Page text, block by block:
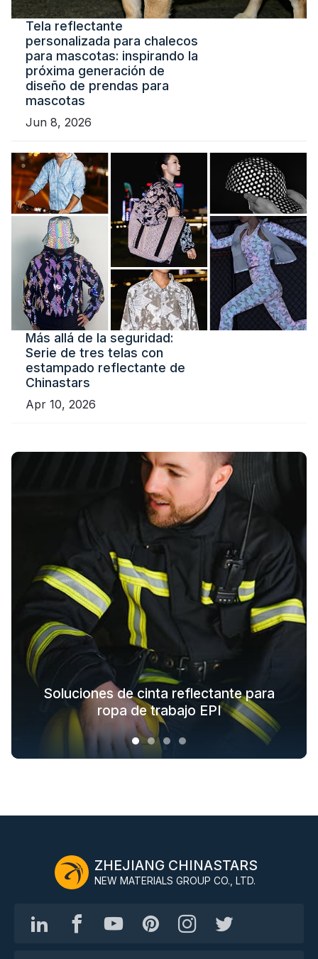
Tela reflectante
personalizada para chalecos
para mascotas: inspirando la
próxima generación de
diseño de prendas para
mascotas
Jun 8, 2026
Más allá de la seguridad:
Serie de tres telas con
estampado reflectante de
Chinastars
Apr 10, 2026
Soluciones de cinta reflectante para
ropa de trabajo EPI
Soluciones textiles reflectantes para
ropa de moda para exteriores
Soluciones de telas que brillan en la
oscuridad para prendas exteriores
Soluciones de ropa de seguridad
para toda la cadena industrial
ZHEJIANG CHINASTARS
NEW MATERIALS GROUP CO., LTD.